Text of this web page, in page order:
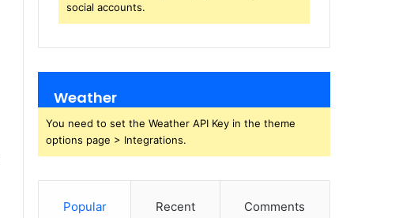
social accounts.
Weather
You need to set the Weather API Key in the theme
options page > Integrations.
Popular Recent Comments